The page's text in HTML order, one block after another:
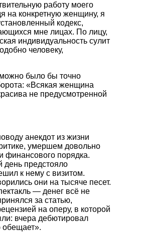
работу моего
на конкретную женщину, я
кодекс,
мне лицах. По лицу,
индивидуальность сулит
человеку,
было бы точно
«Всякая женщина
не предусмотренной
анекдот из жизни
умершем довольно
финансового порядка.
день предстояло
к нему с визитом.
они на тысяче песет.
— денег всё не
за статью,
на оперу, в которой
вчера дебютировал
обещает».